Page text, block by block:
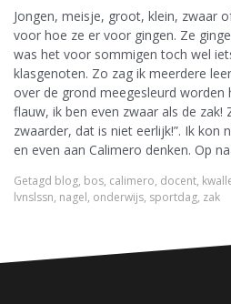
Jongen, meisje, groot, klein, zwaar
voor hoe ze er voor gingen. Ze
was het voor sommigen toch wel
klasgenoten. Zo zag ik meerdere
over de grond meegesleurd worden
flauw, ik ben even zwaar als de zak!
zwaarder, dat is niet eerlijk!”. Ik kon
en even aan Calimero denken. Op
Getagd blog, bos, calimero, docent,
lvnslssn, nagel, onderwijs, sportdag, zak